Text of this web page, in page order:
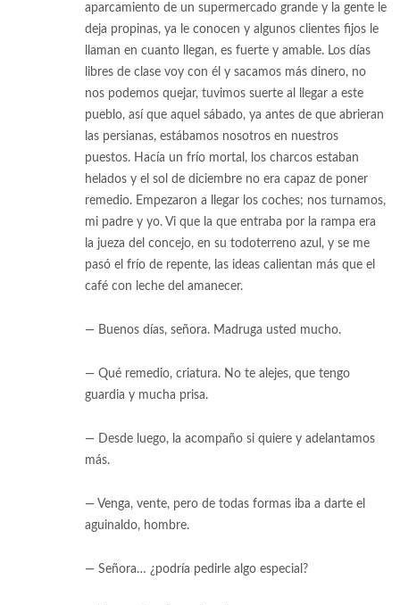
aparcamiento de un supermercado grande y la gente le
deja propinas, ya le conocen y algunos clientes fijos le
llaman en cuanto llegan, es fuerte y amable. Los días
libres de clase voy con él y sacamos más dinero, no
nos podemos quejar, tuvimos suerte al llegar a este
pueblo, así que aquel sábado, ya antes de que abrieran
las persianas, estábamos nosotros en nuestros
puestos. Hacía un frío mortal, los charcos estaban
helados y el sol de diciembre no era capaz de poner
remedio. Empezaron a llegar los coches; nos turnamos,
mi padre y yo. Vi que la que entraba por la rampa era
la jueza del concejo, en su todoterreno azul, y se me
pasó el frío de repente, las ideas calientan más que el
café con leche del amanecer.
— Buenos días, señora. Madruga usted mucho.
— Qué remedio, criatura. No te alejes, que tengo
guardia y mucha prisa.
— Desde luego, la acompaño si quiere y adelantamos
más.
— Venga, vente, pero de todas formas iba a darte el
aguinaldo, hombre.
— Señora… ¿podría pedirle algo especial?